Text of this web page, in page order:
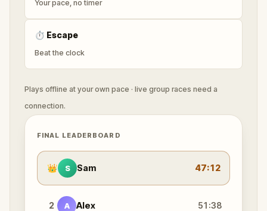
Your pace, no timer
⏱ Escape
Beat the clock
Plays offline at your own pace · live group races need a
connection.
FINAL LEADERBOARD
👑 S Sam 47:12
2 A Alex 51:38